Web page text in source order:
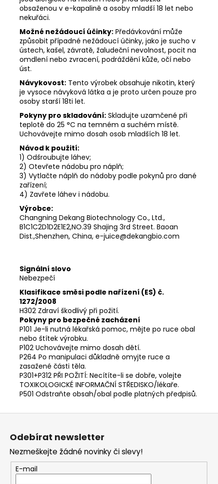
obsaženou v e-kapalině a osoby mladší 18 let nebo
nekuřáci.
Možné nežádoucí účinky: Předávkování může
způsobit případné nežádoucí účinky, jako je sucho v
ústech, kašel, závratě, žaludeční nevolnost, pocit na
omdlení nebo zvracení, podráždění kůže, očí nebo
úst.
Návykovost: Tento výrobek obsahuje nikotin, který
je vysoce návyková látka a je proto určen pouze pro
osoby starší 18ti let.
Pokyny pro skladování: Skladujte uzamčené při
teplotě do 25 °C na temném a suchém místě.
Uchovávejte mimo dosah osob mladších 18 let.
Návod k použití:
1) Odšroubujte láhev;
2) Otevřete nádobu pro náplň;
3) Vytlačte náplň do nádoby podle pokynů pro dané
zařízení;
4) Zavřete láhev i nádobu.
Výrobce:
Changning Dekang Biotechnology Co., Ltd.,
B1C1C2D1D2E1E2,NO.39 Shajing 3rd Street. Baoan
Dist.,Shenzhen, China, e-juice@dekangbio.com
Signální slovo
Nebezpečí
Klasifikace směsi podle nařízení (ES) č.
1272/2008
H302 Zdraví škodlivý při požití.
Pokyny pro bezpečné zacházení
P101 Je-li nutná lékařská pomoc, mějte po ruce obal
nebo štítek výrobku.
P102 Uchovávejte mimo dosah dětí.
P264 Po manipulaci důkladně omyjte ruce a
zasažené části těla.
P301+P312 PŘI POŽITÍ: Necítíte-li se dobře, volejte
TOXIKOLOGICKÉ INFORMAČNÍ STŘEDISKO/lékaře.
P501 Odstraňte obsah/obal podle platných předpisů.
Odebírat newsletter
Nezmeškejte žádné novinky či slevy!
E-mail